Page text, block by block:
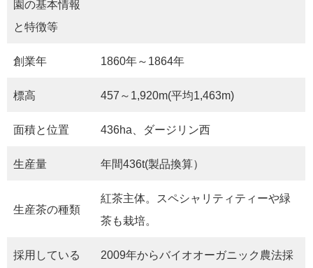
園の基本情報
と特徴等
創業年 1860年～1864年
標高 457～1,920m(平均1,463m)
面積と位置 436ha、ダージリン西
生産量 年間436t(製品換算）
生産茶の種類
紅茶主体。スペシャリティティーや緑
茶も栽培。
採用している
2009年からバイオオーガニック農法採